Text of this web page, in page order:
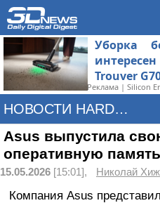
Уборка
Trouver
Реклама | Silicon
НОВОСТИ HARDWARE
Asus выпустила
оперативную
15.05.2026 [15:01], Николай
Компания Asus